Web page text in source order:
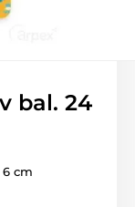
bal. 24
6 cm